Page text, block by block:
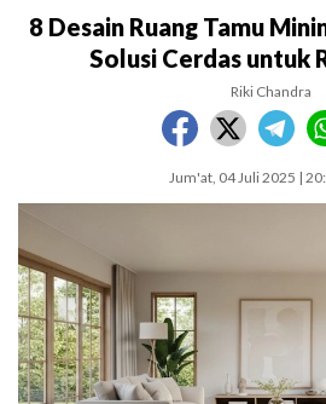
8 Desain Ruang Tamu
Solusi Cerdas untuk
Riki Chandra
Jum'at, 04 Juli 2025 |